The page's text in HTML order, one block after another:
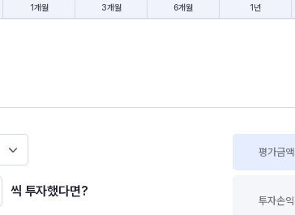
1개월 3개월 6개월 1년
씩 투자했다면?
평가금액
투자손익